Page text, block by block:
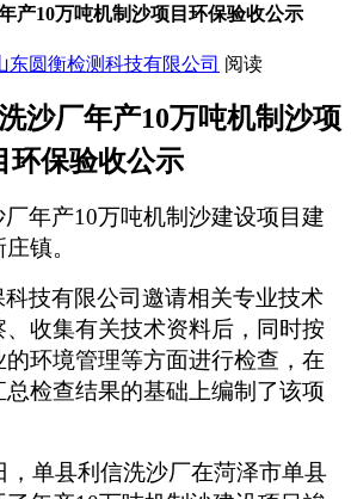
产10万吨机制沙项目环保验收公示
东圆衡检测科技有限公司 阅读
沙厂年产10万吨机制沙项
环保验收公示
厂年产10万吨机制沙建设项目 建
庄镇。
技有限公司邀请相关专业技术
、收集有关技术资料后，同时按
环境管理等方面进行检查，在
检查结果的基础上编制了该项
， 单县利信洗沙厂在菏泽市单县